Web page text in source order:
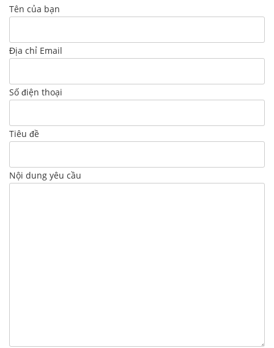
Tên của bạn
Địa chỉ Email
Số điện thoại
Tiêu đề
Nội dung yêu cầu